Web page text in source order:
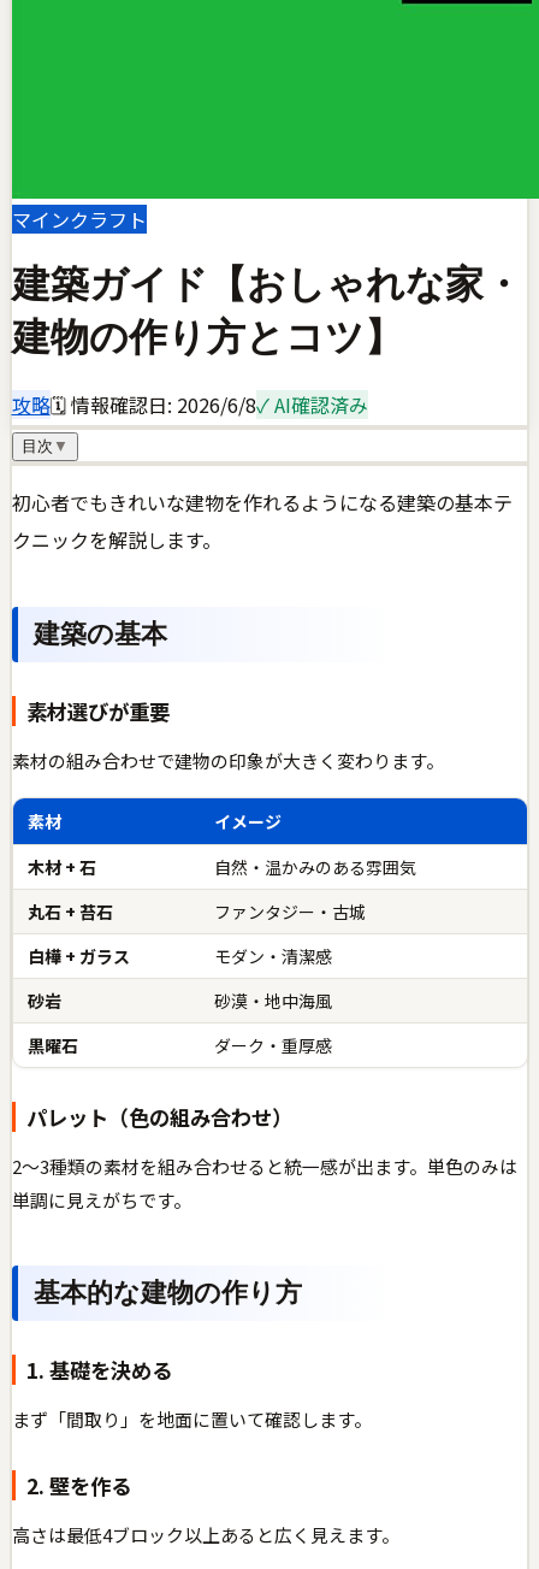
マインクラフト
建築ガイド【おしゃれな家・
建物の作り方とコツ】
攻略🗓 情報確認日: 2026/6/8✓ AI確認済み
目次 ▼
初心者でもきれいな建物を作れるようになる建築の基本テ
クニックを解説します。
建築の基本
素材選びが重要
素材の組み合わせで建物の印象が大きく変わります。
素材
イメージ
木材 + 石
自然・温かみのある雰囲気
丸石 + 苔石
ファンタジー・古城
白樺 + ガラス
モダン・清潔感
砂岩
砂漠・地中海風
黒曜石
ダーク・重厚感
パレット（色の組み合わせ）
2〜3種類の素材を組み合わせると統一感が出ます。単色のみは
単調に見えがちです。
基本的な建物の作り方
1. 基礎を決める
まず「間取り」を地面に置いて確認します。
2. 壁を作る
高さは最低4ブロック以上あると広く見えます。